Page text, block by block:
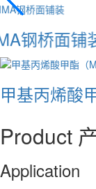
MMA钢桥面
甲基丙烯酸
Product
Application